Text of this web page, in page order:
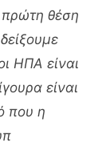
πρώτη θέση
ΗΠΑ είναι
είναι
που η